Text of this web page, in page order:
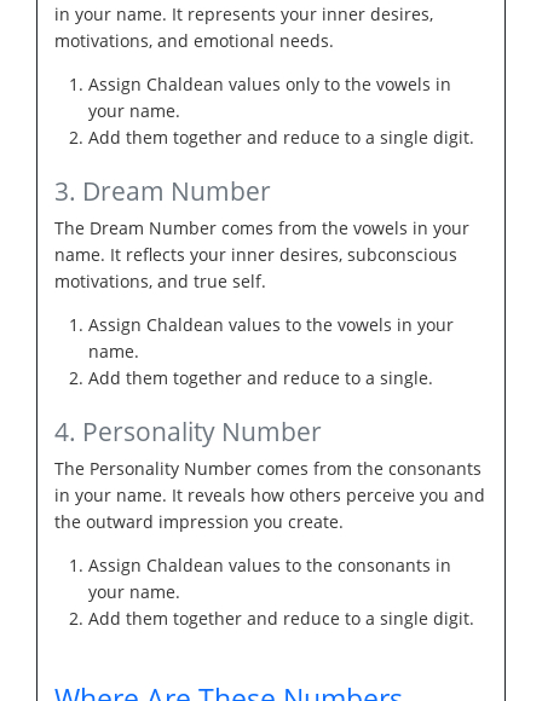
in your name. It represents your inner desires,
motivations, and emotional needs.
Assign Chaldean values only to the vowels in
your name.
Add them together and reduce to a single digit.
3. Dream Number
The Dream Number comes from the vowels in your
name. It reflects your inner desires, subconscious
motivations, and true self.
Assign Chaldean values to the vowels in your
name.
Add them together and reduce to a single.
4. Personality Number
The Personality Number comes from the consonants
in your name. It reveals how others perceive you and
the outward impression you create.
Assign Chaldean values to the consonants in
your name.
Add them together and reduce to a single digit.